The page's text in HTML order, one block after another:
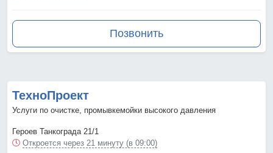
Позвонить
ТехноПроект
Услуги по очистке, промывкемойки высокого давления
Героев Танкограда 21/1
Откроется через 21 минуту (в 09:00)